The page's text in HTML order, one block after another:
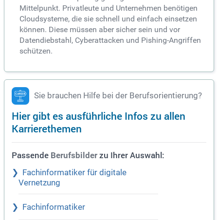
Mittelpunkt. Privatleute und Unternehmen benötigen
Cloudsysteme, die sie schnell und einfach einsetzen
können. Diese müssen aber sicher sein und vor
Datendiebstahl, Cyberattacken und Pishing-Angriffen
schützen.
Sie brauchen Hilfe bei der Berufsorientierung?
Hier gibt es ausführliche Infos zu allen
Karrierethemen
Passende Berufsbilder zu Ihrer Auswahl:
Fachinformatiker für digitale
Vernetzung
Fachinformatiker